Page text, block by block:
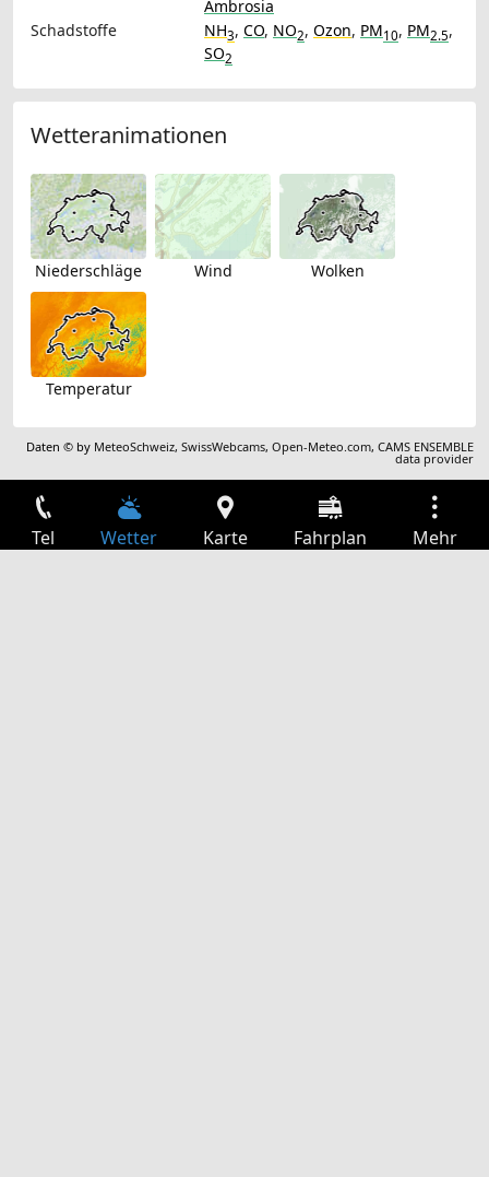
Ambrosia
Schadstoffe
NH3, CO, NO2, Ozon, PM10, PM2.5,
SO2
Wetteranimationen
Niederschläge Wind Wolken
Temperatur
Daten © by MeteoSchweiz,SwissWebcams,Open-Meteo.com,CAMS ENSEMBLE
data provider
Tel Wetter Karte Fahrplan Mehr